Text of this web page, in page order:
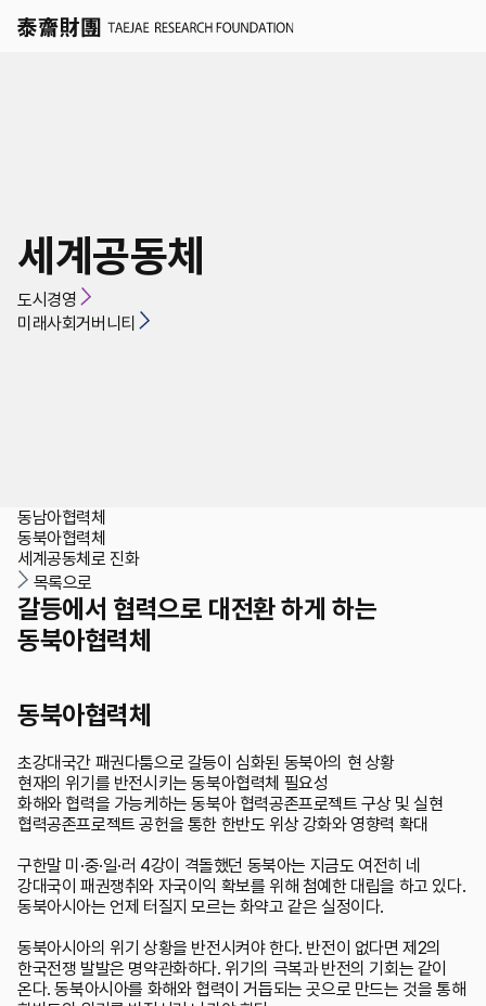
국가경영
도시경영
학술연구지원 신청
인재채용
위치
세계공동체
도시경영
미래사회거버니티
동남아협력체
동북아협력체
세계공동체로 진화
목록으로
갈등에서 협력으로 대전환 하게 하는
동북아협력체
동북아협력체
초강대국간 패권다툼으로 갈등이 심화된 동북아의 현 상황
현재의 위기를 반전시키는 동북아협력체 필요성
화해와 협력을 가능케하는 동북아 협력공존프로젝트 구상 및 실현
협력공존프로젝트 공헌을 통한 한반도 위상 강화와 영향력 확대
구한말 미·중·일·러 4강이 격돌했던 동북아는 지금도 여전히 네
강대국이 패권쟁취와 자국이익 확보를 위해 첨예한 대립을 하고 있다.
동북아시아는 언제 터질지 모르는 화약고 같은 실정이다.
동북아시아의 위기 상황을 반전시켜야 한다. 반전이 없다면 제2의
한국전쟁 발발은 명약관화하다. 위기의 극복과 반전의 기회는 같이
온다. 동북아시아를 화해와 협력이 거듭되는 곳으로 만드는 것을 통해